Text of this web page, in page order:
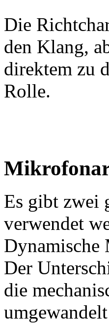
Die
den Klang,
direktem zu
Rolle.
Es gibt zwei
verwendet
Der
die